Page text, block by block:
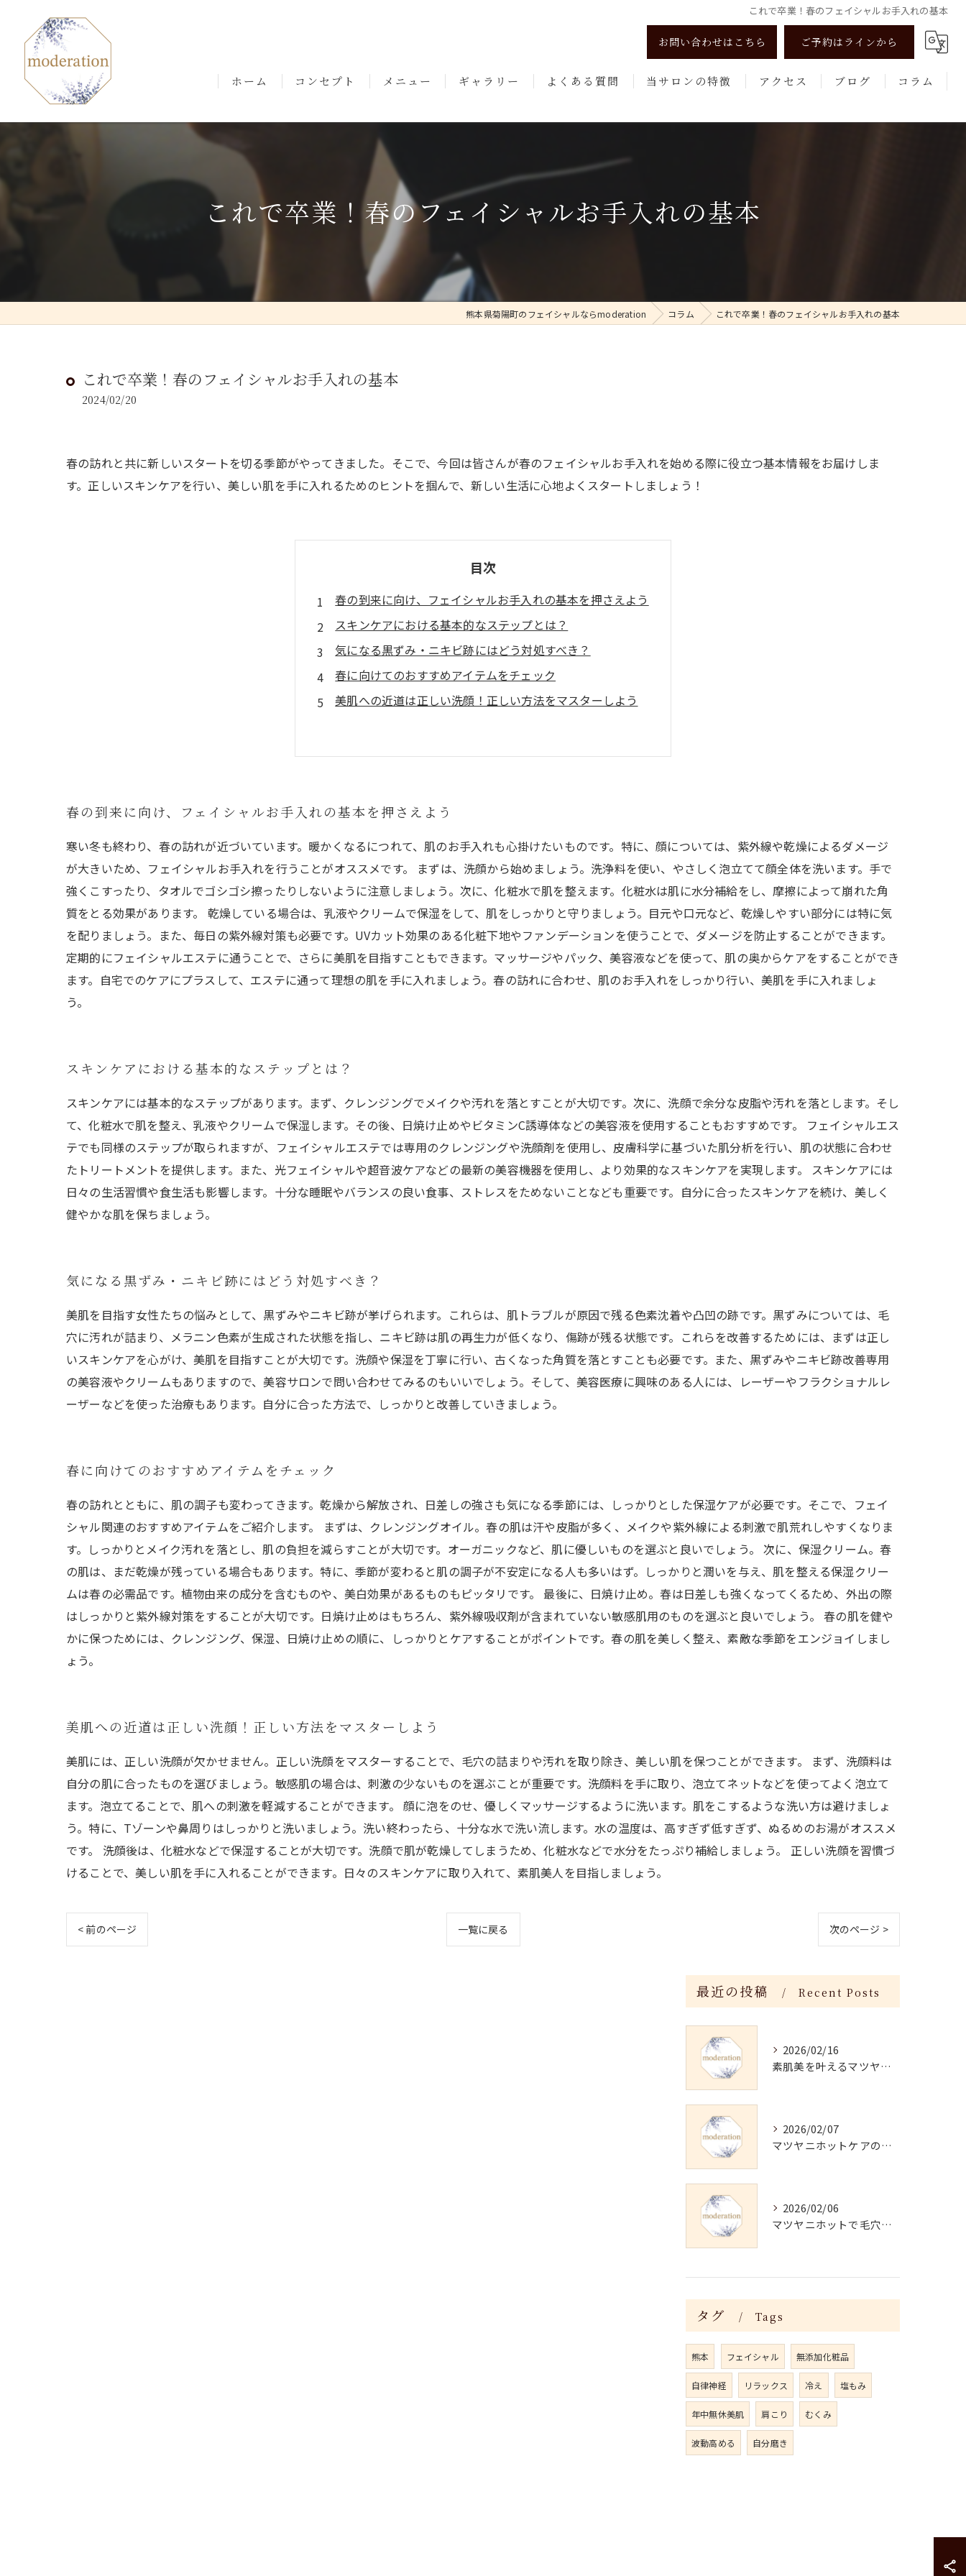
これで卒業！春のフェイシャルお手入れの基本
お問い合わせはこちら ご予約はラインから
ホーム コンセプト メニュー ギャラリー よくある質問 当サロンの特徴
美肌
アクセス ブログ コラム
これで卒業！春のフェイシャルお手入れの基本
熊本県菊陽町のフェイシャルならmoderation コラム これで卒業！春のフェイシャルお手入れの基本
これで卒業！春のフェイシャルお手入れの基本
2024/02/20
春の訪れと共に新しいスタートを切る季節がやってきました。そこで、今回は皆さんが春のフェイシャルお手入れを始める際に役立つ基本情報をお届けしま
す。正しいスキンケアを行い、美しい肌を手に入れるためのヒントを掴んで、新しい生活に心地よくスタートしましょう！
目次
春の到来に向け、フェイシャルお手入れの基本を押さえよう
スキンケアにおける基本的なステップとは？
気になる黒ずみ・ニキビ跡にはどう対処すべき？
春に向けてのおすすめアイテムをチェック
美肌への近道は正しい洗顔！正しい方法をマスターしよう
春の到来に向け、フェイシャルお手入れの基本を押さえよう
寒い冬も終わり、春の訪れが近づいています。暖かくなるにつれて、肌のお手入れも心掛けたいものです。特に、顔については、紫外線や乾燥によるダメージ
が大きいため、フェイシャルお手入れを行うことがオススメです。 まずは、洗顔から始めましょう。洗浄料を使い、やさしく泡立てて顔全体を洗います。手で
強くこすったり、タオルでゴシゴシ擦ったりしないように注意しましょう。次に、化粧水で肌を整えます。化粧水は肌に水分補給をし、摩擦によって崩れた角
質をとる効果があります。 乾燥している場合は、乳液やクリームで保湿をして、肌をしっかりと守りましょう。目元や口元など、乾燥しやすい部分には特に気
を配りましょう。また、毎日の紫外線対策も必要です。UVカット効果のある化粧下地やファンデーションを使うことで、ダメージを防止することができます。
定期的にフェイシャルエステに通うことで、さらに美肌を目指すこともできます。マッサージやパック、美容液などを使って、肌の奥からケアをすることができ
ます。自宅でのケアにプラスして、エステに通って理想の肌を手に入れましょう。春の訪れに合わせ、肌のお手入れをしっかり行い、美肌を手に入れましょ
う。
スキンケアにおける基本的なステップとは？
スキンケアには基本的なステップがあります。まず、クレンジングでメイクや汚れを落とすことが大切です。次に、洗顔で余分な皮脂や汚れを落とします。そし
て、化粧水で肌を整え、乳液やクリームで保湿します。その後、日焼け止めやビタミンC誘導体などの美容液を使用することもおすすめです。 フェイシャルエス
テでも同様のステップが取られますが、フェイシャルエステでは専用のクレンジングや洗顔剤を使用し、皮膚科学に基づいた肌分析を行い、肌の状態に合わせ
たトリートメントを提供します。また、光フェイシャルや超音波ケアなどの最新の美容機器を使用し、より効果的なスキンケアを実現します。 スキンケアには
日々の生活習慣や食生活も影響します。十分な睡眠やバランスの良い食事、ストレスをためないことなども重要です。自分に合ったスキンケアを続け、美しく
健やかな肌を保ちましょう。
気になる黒ずみ・ニキビ跡にはどう対処すべき？
美肌を目指す女性たちの悩みとして、黒ずみやニキビ跡が挙げられます。これらは、肌トラブルが原因で残る色素沈着や凸凹の跡です。黒ずみについては、毛
穴に汚れが詰まり、メラニン色素が生成された状態を指し、ニキビ跡は肌の再生力が低くなり、傷跡が残る状態です。これらを改善するためには、まずは正し
いスキンケアを心がけ、美肌を目指すことが大切です。洗顔や保湿を丁寧に行い、古くなった角質を落とすことも必要です。また、黒ずみやニキビ跡改善専用
の美容液やクリームもありますので、美容サロンで問い合わせてみるのもいいでしょう。そして、美容医療に興味のある人には、レーザーやフラクショナルレ
ーザーなどを使った治療もあります。自分に合った方法で、しっかりと改善していきましょう。
春に向けてのおすすめアイテムをチェック
春の訪れとともに、肌の調子も変わってきます。乾燥から解放され、日差しの強さも気になる季節には、しっかりとした保湿ケアが必要です。そこで、フェイ
シャル関連のおすすめアイテムをご紹介します。 まずは、クレンジングオイル。春の肌は汗や皮脂が多く、メイクや紫外線による刺激で肌荒れしやすくなりま
す。しっかりとメイク汚れを落とし、肌の負担を減らすことが大切です。オーガニックなど、肌に優しいものを選ぶと良いでしょう。 次に、保湿クリーム。春
の肌は、まだ乾燥が残っている場合もあります。特に、季節が変わると肌の調子が不安定になる人も多いはず。しっかりと潤いを与え、肌を整える保湿クリー
ムは春の必需品です。植物由来の成分を含むものや、美白効果があるものもピッタリです。 最後に、日焼け止め。春は日差しも強くなってくるため、外出の際
はしっかりと紫外線対策をすることが大切です。日焼け止めはもちろん、紫外線吸収剤が含まれていない敏感肌用のものを選ぶと良いでしょう。 春の肌を健や
かに保つためには、クレンジング、保湿、日焼け止めの順に、しっかりとケアすることがポイントです。春の肌を美しく整え、素敵な季節をエンジョイしまし
ょう。
美肌への近道は正しい洗顔！正しい方法をマスターしよう
美肌には、正しい洗顔が欠かせません。正しい洗顔をマスターすることで、毛穴の詰まりや汚れを取り除き、美しい肌を保つことができます。 まず、洗顔料は
自分の肌に合ったものを選びましょう。敏感肌の場合は、刺激の少ないものを選ぶことが重要です。洗顔料を手に取り、泡立てネットなどを使ってよく泡立て
ます。泡立てることで、肌への刺激を軽減することができます。 顔に泡をのせ、優しくマッサージするように洗います。肌をこするような洗い方は避けましょ
う。特に、Tゾーンや鼻周りはしっかりと洗いましょう。洗い終わったら、十分な水で洗い流します。水の温度は、高すぎず低すぎず、ぬるめのお湯がオススメ
です。 洗顔後は、化粧水などで保湿することが大切です。洗顔で肌が乾燥してしまうため、化粧水などで水分をたっぷり補給しましょう。 正しい洗顔を習慣づ
けることで、美しい肌を手に入れることができます。日々のスキンケアに取り入れて、素肌美人を目指しましょう。
< 前のページ 一覧に戻る 次のページ >
最近の投稿 Recent Posts
2026/02/16
素肌美を叶えるマツヤニホットセラピーの効果
2026/02/07
マツヤニホットケアの正しい使い方と継続法
2026/02/06
マツヤニホットで毛穴・くすみ改善術
タグ Tags
熊本 フェイシャル 無添加化粧品
自律神経 リラックス 冷え 塩もみ
年中無休美肌 肩こり むくみ
波動高める 自分磨き